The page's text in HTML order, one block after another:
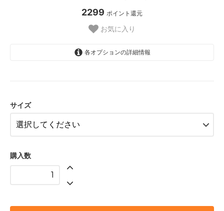
2299 ポイント還元
お気に入り
各オプションの詳細情報
サイズ
購入数